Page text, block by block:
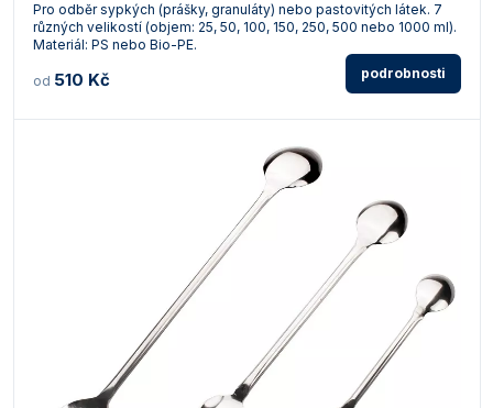
Pro odběr sypkých (prášky, granuláty) nebo pastovitých látek. 7
různých velikostí (objem: 25, 50, 100, 150, 250, 500 nebo 1000 ml).
Materiál: PS nebo Bio-PE.
od 510 Kč podrobnosti